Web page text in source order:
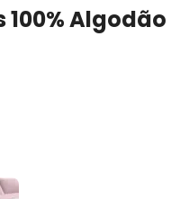
100% Algodão